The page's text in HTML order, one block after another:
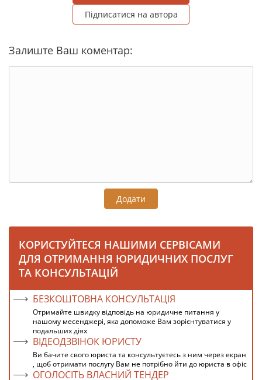
Підписатися на автора
Залиште Ваш коментар:
Додати
КОРИСТУЙТЕСЯ НАШИМИ СЕРВІСАМИ
ДЛЯ ОТРИМАННЯ ЮРИДИЧНИХ ПОСЛУГ
ТА КОНСУЛЬТАЦІЙ
БЕЗКОШТОВНА КОНСУЛЬТАЦІЯ
Отримайте швидку відповідь на юридичне питання у
нашому месенджері, яка допоможе Вам зорієнтуватися у
подальших діях
ВІДЕОДЗВІНОК ЮРИСТУ
Ви бачите свого юриста та консультуєтесь з ним через екран
, щоб отримати послугу Вам не потрібно йти до юриста в офіс
ОГОЛОСІТЬ ВЛАСНИЙ ТЕНДЕР